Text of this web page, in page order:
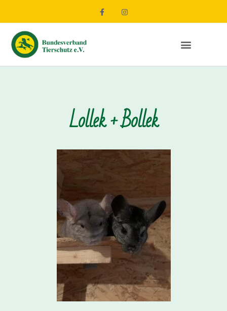
Lollek + Bollek